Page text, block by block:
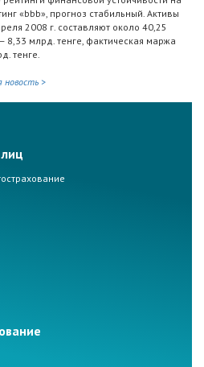
«bbb», прогноз стабильный. Активы
2008 г. составляют около 40,25
8,33 млрд. тенге, фактическая маржа
тенге.
новость >